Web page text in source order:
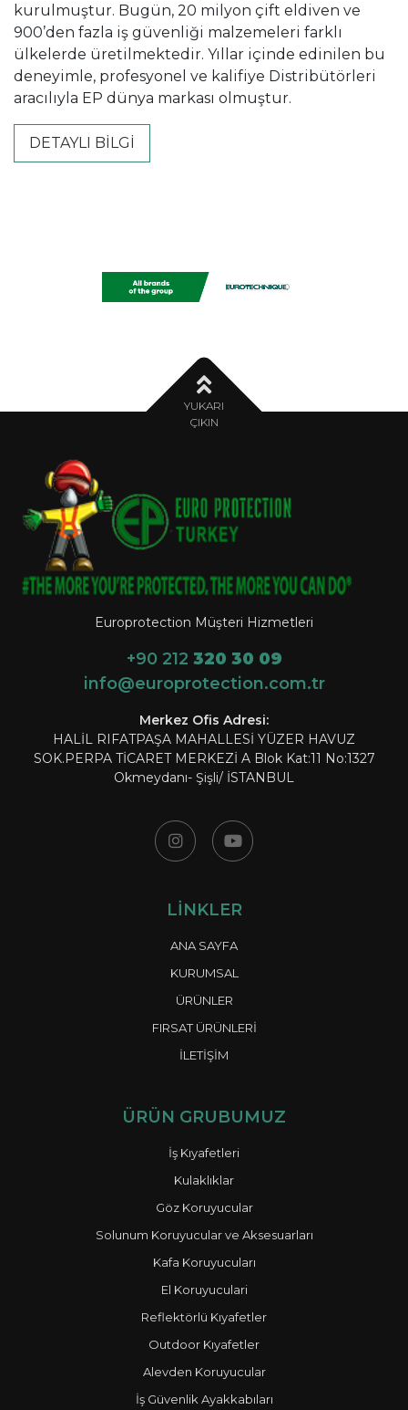
kurulmuştur. Bugün, 20 milyon çift eldiven ve
900’den fazla iş güvenliği malzemeleri farklı
ülkelerde üretilmektedir. Yıllar içinde edinilen bu
deneyimle, profesyonel ve kalifiye Distribütörleri
aracılıyla EP dünya markası olmuştur.
DETAYLI BİLGİ
YUKARI
ÇIKIN
Europrotection Müşteri Hizmetleri
+90 212 320 30 09
info@europrotection.com.tr
Merkez Ofis Adresi:
HALİL RIFATPAŞA MAHALLESİ YÜZER HAVUZ
SOK.PERPA TİCARET MERKEZİ A Blok Kat:11 No:1327
Okmeydanı- Şişli/ İSTANBUL
LİNKLER
ANA SAYFA
KURUMSAL
ÜRÜNLER
FIRSAT ÜRÜNLERİ
İLETİŞİM
ÜRÜN GRUBUMUZ
İş Kıyafetleri
Kulaklıklar
Göz Koruyucular
Solunum Koruyucular ve Aksesuarları
Kafa Koruyucuları
El Koruyuculari
Reflektörlü Kıyafetler
Outdoor Kıyafetler
Alevden Koruyucular
İş Güvenlik Ayakkabıları